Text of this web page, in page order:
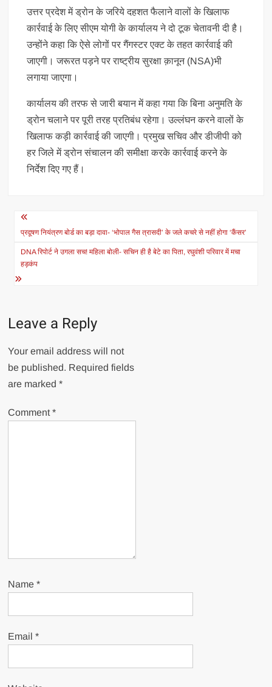
उत्तर प्रदेश में ड्रोन के जरिये दहशत फैलाने वालों के खिलाफ
कार्रवाई के लिए सीएम योगी के कार्यालय ने दो टूक चेतावनी दी है।
उन्होंने कहा कि ऐसे लोगों पर गैंगस्टर एक्ट के तहत कार्रवाई की
जाएगी। जरूरत पड़ने पर राष्ट्रीय सुरक्षा क़ानून (NSA)भी
लगाया जाएगा।
कार्यालय की तरफ से जारी बयान में कहा गया कि बिना अनुमति के
ड्रोन चलाने पर पूरी तरह प्रतिबंध रहेगा। उल्लंघन करने वालों के
खिलाफ कड़ी कार्रवाई की जाएगी। प्रमुख सचिव और डीजीपी को
हर जिले में ड्रोन संचालन की समीक्षा करके कार्रवाई करने के
निर्देश दिए गए हैं।
Post
navigation
प्रदूषण नियंत्रण बोर्ड का बड़ा दावा- ‘भोपाल गैस त्रासदी’ के जले कचरे से नहीं होगा ‘कैंसर’
DNA रिपोर्ट ने उगला सच! महिला बोली- सचिन ही है बेटे का पिता, रघुवंशी परिवार में मचा
हड़कंप
Leave a Reply
Your email address will not
be published. Required fields
are marked*
Comment*
Name*
Email*